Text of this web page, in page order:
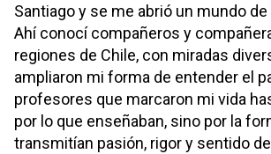
Santiago y se me abrió un mundo
Ahí conocí compañeros y
regiones de Chile, con miradas
ampliaron mi forma de entender el
profesores que marcaron mi vida
por lo que enseñaban, sino por la
transmitían pasión, rigor y sentido